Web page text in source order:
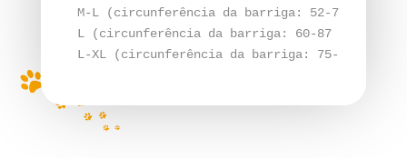
M-L (circunferência da barriga: 52-75 cm / 20
L (circunferência da barriga: 60-87 cm / 25
L-XL (circunferência da barriga: 75-120 cm /